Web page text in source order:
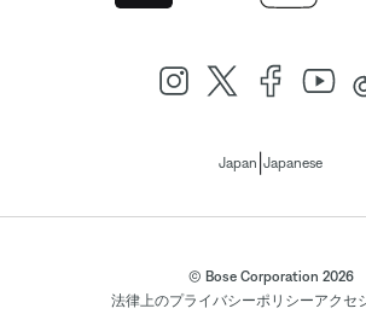
Japan Japanese
© Bose Corporation 2026
法律上のプライバシーポリシーアクセ